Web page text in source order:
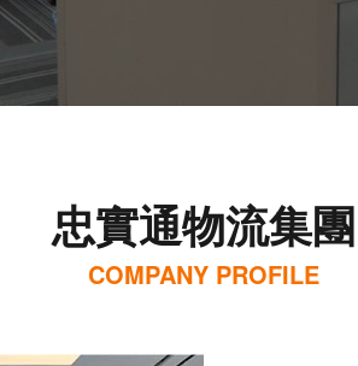
忠實通物流集團
COMPANY PROFILE